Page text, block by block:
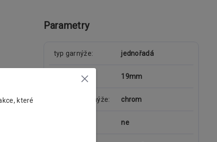
Parametry
typ garnýže jednořadá
průměr tyče 19mm
materiál garnýže chrom
ne
které